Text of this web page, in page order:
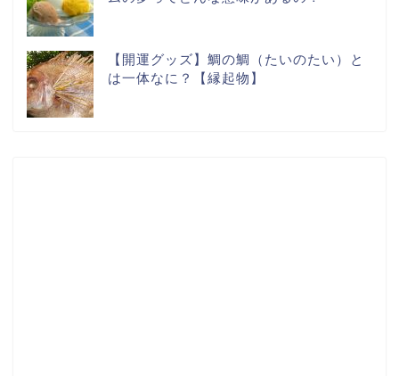
【開運グッズ】鯛の鯛（たいのたい）と
は一体なに？【縁起物】